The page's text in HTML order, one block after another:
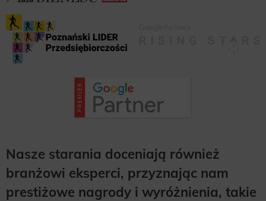
Nasze starania doceniają również
branżowi eksperci, przyznając nam
prestiżowe nagrody i wyróżnienia, takie